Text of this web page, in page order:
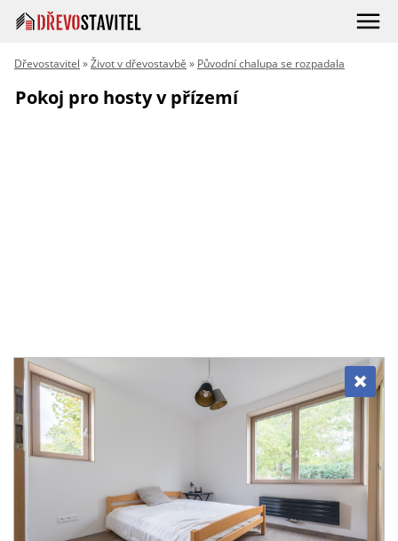
Dřevostavitel »Život v dřevostavbě » Původní chalupa se rozpadala
Pokoj pro hosty v přízemí